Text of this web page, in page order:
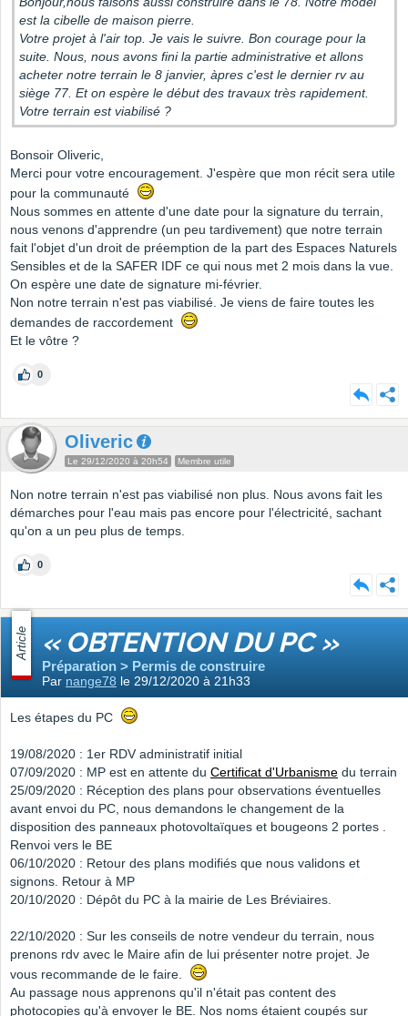
est la cibelle de maison pierre.
Votre projet à l'air top. Je vais le suivre. Bon courage pour la
suite. Nous, nous avons fini la partie administrative et allons
acheter notre terrain le 8 janvier, àpres c'est le dernier rv au
siège 77. Et on espère le début des travaux très rapidement.
Votre terrain est viabilisé ?
Bonsoir Oliveric,
Merci pour votre encouragement. J'espère que mon récit sera utile
pour la communauté
Nous sommes en attente d'une date pour la signature du terrain,
nous venons d'apprendre (un peu tardivement) que notre terrain
fait l'objet d'un droit de préemption de la part des Espaces Naturels
Sensibles et de la SAFER IDF ce qui nous met 2 mois dans la vue.
On espère une date de signature mi-février.
Non notre terrain n'est pas viabilisé. Je viens de faire toutes les
demandes de raccordement
Et le vôtre ?
0
Oliveric
Le 29/12/2020 à 20h54 Membre utile
Non notre terrain n'est pas viabilisé non plus. Nous avons fait les
démarches pour l'eau mais pas encore pour l'électricité, sachant
qu'on a un peu plus de temps.
0
Article « OBTENTION DU PC »
Préparation > Permis de construire
Par nange78 le 29/12/2020 à 21h33
Les étapes du PC
19/08/2020 : 1er RDV administratif initial
07/09/2020 : MP est en attente du Certificat d'Urbanisme du terrain
25/09/2020 : Réception des plans pour observations éventuelles
avant envoi du PC, nous demandons le changement de la
disposition des panneaux photovoltaïques et bougeons 2 portes .
Renvoi vers le BE
06/10/2020 : Retour des plans modifiés que nous validons et
signons. Retour à MP
20/10/2020 : Dépôt du PC à la mairie de Les Bréviaires.
22/10/2020 : Sur les conseils de notre vendeur du terrain, nous
prenons rdv avec le Maire afin de lui présenter notre projet. Je
vous recommande de le faire.
Au passage nous apprenons qu'il n'était pas content des
photocopies qu'à envoyer le BE. Nos noms étaient coupés sur